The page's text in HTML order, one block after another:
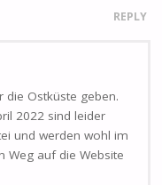
REPLY
die Ostküste geben.
2022 sind leider
und werden wohl im
Weg auf die Website